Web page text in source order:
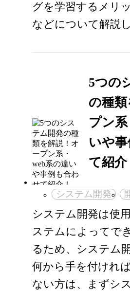
グを学習するメリ
などについて解説
5つの
の種
プン
いや
て紹介
システム開発
システム開発は使
ステムによってで
るため、システム
何から手を付けれ
ない方は、まずシ